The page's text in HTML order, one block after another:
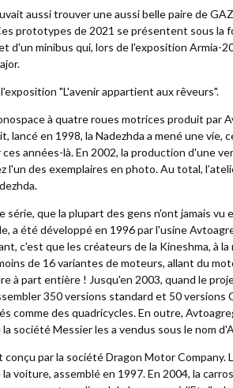
aussi trouver une aussi belle paire de
prototypes de 2021 se présentent sous la
d'un minibus qui, lors de l'exposition Armia-
"L'avenir appartient aux rêveurs".
à quatre roues motrices produit par
lancé en 1998, la Nadezhda a mené une vie,
années-là. En 2002, la production d'une
l'un des exemplaires en photo. Au total,
que la plupart des gens n'ont jamais vu
a été développé en 1996 par l'usine
c'est que les créateurs de la Kineshma, à
de 16 variantes de moteurs, allant du
à part entière ! Jusqu'en 2003, quand le
350 versions standard et 50 versions
comme des quadricycles. En outre,
société Messier les a vendus sous le nom
par la société Dragon Motor Company.
voiture, assemblé en 1997. En 2004, la